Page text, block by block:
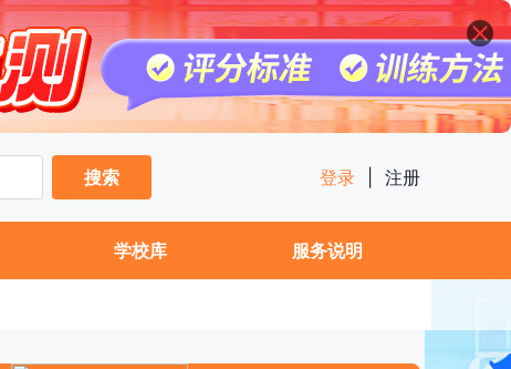
搜索
登录 注册
学校库 服务说明